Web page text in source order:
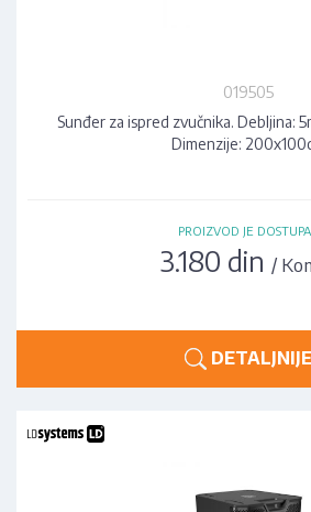
019505
Sunđer za ispred zvučnika. Debljina:
Dimenzije:
PROIZVOD JE
3.180 din /
DETALJNIJE